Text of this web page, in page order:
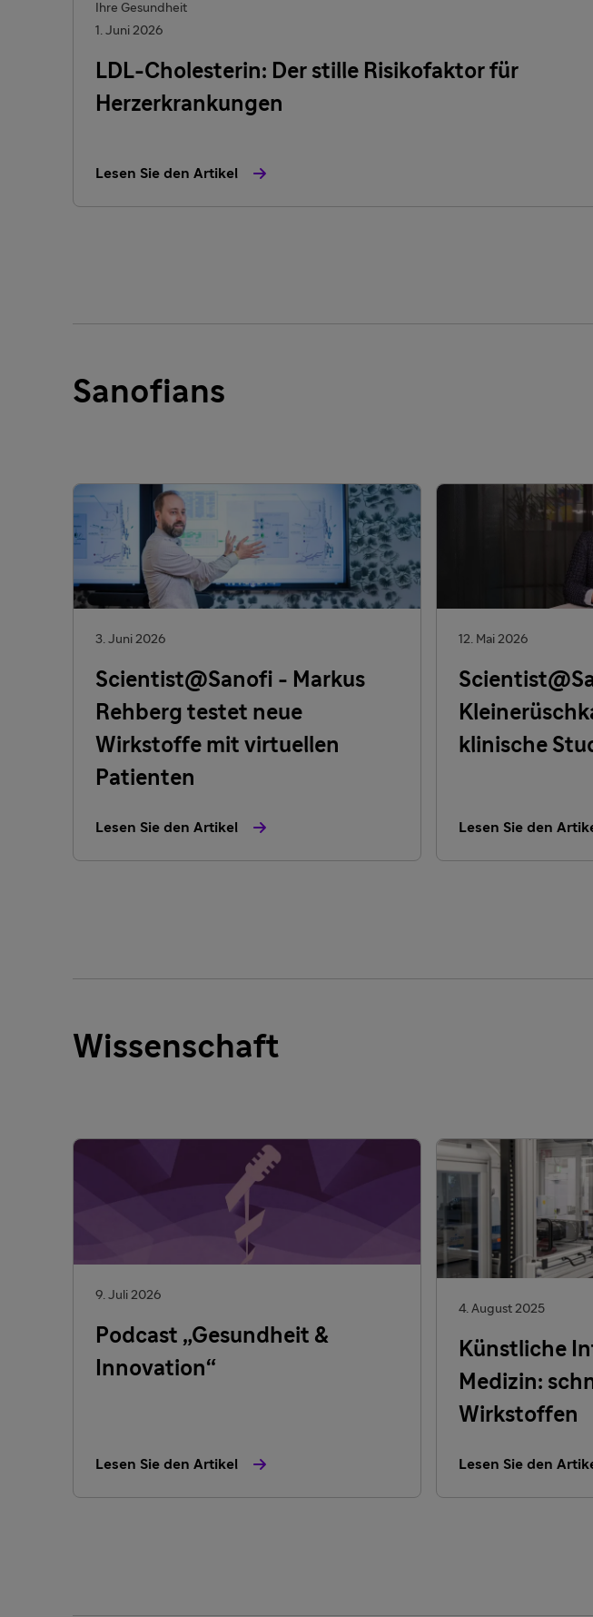
Ihre Gesundheit
1. Juni 2026
LDL-Cholesterin: Der stille Risikofaktor für
Herzerkrankungen
Lesen Sie den Artikel
Sanofians
3. Juni 2026
Scientist@Sanofi - Markus
Rehberg testet neue
Wirkstoffe mit virtuellen
Patienten
Lesen Sie den Artikel
12. Mai 2026
klinische
Lesen Sie den
Wissenschaft
9. Juli 2026
Podcast „Gesundheit &
Innovation“
Lesen Sie den Artikel
4. August 2025
Künstliche
Medizin:
Wirkstoffen
Lesen Sie den